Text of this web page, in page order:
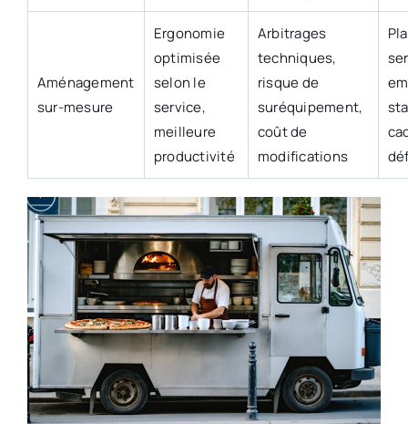
Aménagement
sur-mesure
Ergonomie
optimisée
selon le
service,
meilleure
productivité
Arbitrages
techniques,
risque de
suréquipement,
coût de
modifications